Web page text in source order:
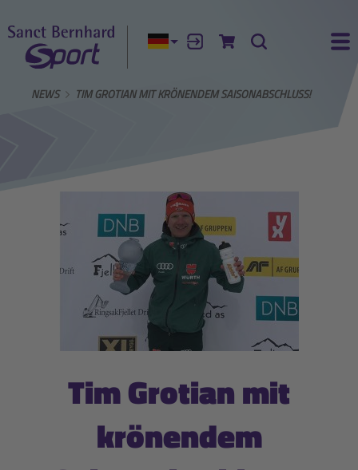
Aktuelle Sprache:
AnmeldenZum Warenkorb
Suche
NEWS TIM GROTIAN MIT KRÖNENDEM SAISONABSCHLUSS!
Tim Grotian mit
krönendem